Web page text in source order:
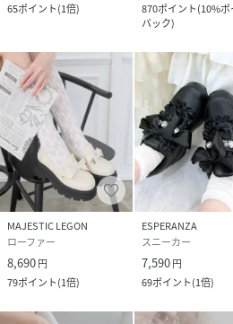
65ポイント(1倍)
870ポイント(10%ポ
バック)
MAJESTIC LEGON
ローファー
8,690円
79ポイント(1倍)
ESPERANZA
スニーカー
7,590円
69ポイント(1倍)